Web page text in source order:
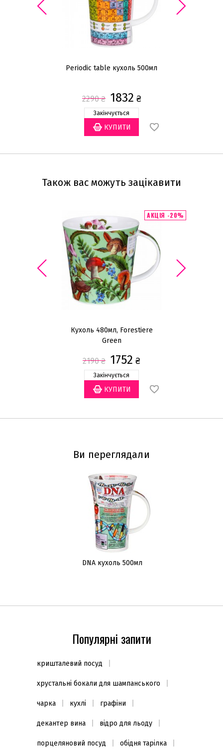
Periodic table кухоль 500мл
2290₴ 1832 ₴
Закінчується
Також вас можуть зацікавити
АКЦІЯ -20%
Кухоль 480мл, Forestiere
Green
2190₴ 1752 ₴
Закінчується
Ви переглядали
DNA кухоль 500мл
Популярні запити
кришталевий посуд
хрустальні бокали для шампанського
чарка кухлі графіни
декантер вина відро для льоду
порцеляновий посуд обідня тарілка